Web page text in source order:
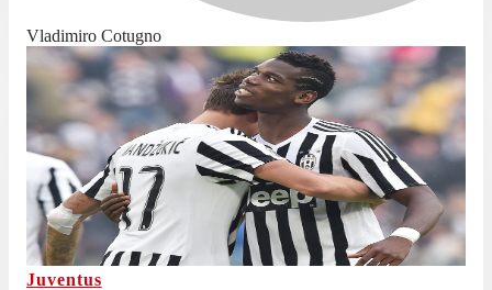
Vladimiro Cotugno
Juventus